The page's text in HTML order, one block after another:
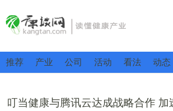
推荐 产业 公司 活动 看法 动态
叮当健康与腾讯云达成战略合作 加